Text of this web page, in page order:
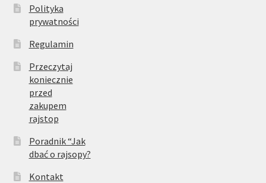
Polityka
prywatności
Regulamin
Przeczytaj
koniecznie
przed
zakupem
rajstop
Poradnik “Jak
dbać o rajsopy?
Kontakt